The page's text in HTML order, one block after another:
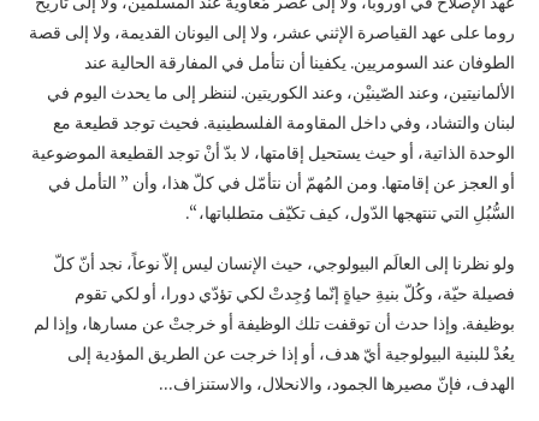
روما على عهد القياصرة الإثني عشر، ولا إلى ‏اليونان القديمة، ولا إلى قصة
الطوفان عند السومريين. يكفينا أن نتأمل في المفارقة الحالية عند
‏الألمانيتين، وعند الصّينيْن، وعند الكوريتين. لننظر إلى ما يحدث اليوم في
لبنان والتشاد، وفي داخل ‏المقاومة الفلسطينية. فحيث توجد قطيعة مع
الوحدة الذاتية، أو حيث يستحيل إقامتها، لا بدّ أنْ توجد ‏القطيعة الموضوعية
أو العجز عن إقامتها. ومن المُهمّ أن نتأمّل في كلّ هذا، وأن ” التأمل في
السُّبُلِ ‏التي تنتهجها الدّول، كيف تكيّف متطلباتها، “.‏
ولو نظرنا إلى العالَم البيولوجي، حيث الإنسان ليس إلاّ نوعاً، نجد أنّ كلّ
فصيلة حيّة، وكُلّ بنيةِ حياةٍ ‏إنّما وُجِدتْ لكي تؤدّي دورا، أو لكي تقوم
بوظيفة. وإذا حدث أن توقفت تلك الوظيفة أو خرجتْ عن ‏مسارها، وإذا لم
يعُدْ للبنية البيولوجية أيّ هدف، أو إذا خرجت عن الطريق المؤدية إلى
الهدف، فإنّ ‏مصيرها الجمود، والانحلال، والاستنزاف…‏